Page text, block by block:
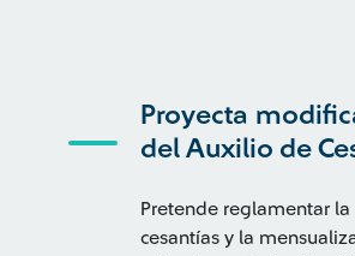
Proyecta
del Auxilio de
Pretende reglamentar
cesantías y la